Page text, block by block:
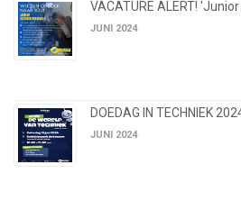
VACATURE ALERT!
JUNI 2024
DOEDAG IN TECHNIEK
JUNI 2024